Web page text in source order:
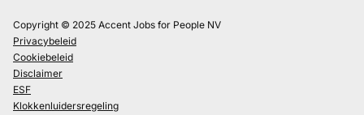
Copyright © 2025 Accent Jobs for People NV
Privacybeleid
Cookiebeleid
Disclaimer
ESF
Klokkenluidersregeling